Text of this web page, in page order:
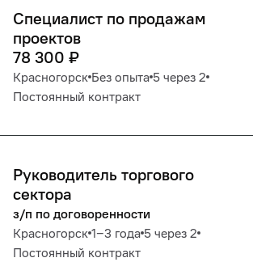
Специалист по продажам
проектов
78 300 ₽
Красногорск Без опыта 5 через 2
Постоянный контракт
Руководитель торгового
сектора
з/п по договоренности
Красногорск 1‒3 года 5 через 2
Постоянный контракт